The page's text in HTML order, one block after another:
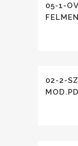
05-1-
02-2-